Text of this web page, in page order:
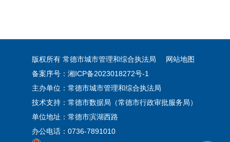
版权所有 常德市城市管理和综合执法局
网站地图
备案序号：湘ICP备2023018272号-1
主办单位：常德市城市管理和综合执法局
技术支持：常德市数据局（常德市行政审批服务局）
单位地址：常德市滨湖西路
办公电话：0736-7891010